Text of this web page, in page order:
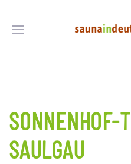
SONNENHOF-
SAULGAU